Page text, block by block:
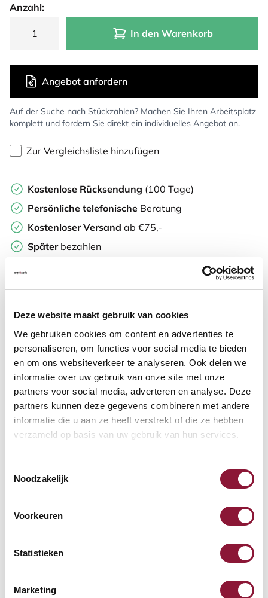
Deze website maakt gebruik van cookies
We gebruiken cookies om content en advertenties te
personaliseren, om functies voor social media te bieden
en om ons websiteverkeer te analyseren. Ook delen we
informatie over uw gebruik van onze site met onze
partners voor social media, adverteren en analyse. Deze
partners kunnen deze gegevens combineren met andere
informatie die u aan ze heeft verstrekt of die ze hebben
verzameld op basis van uw gebruik van hun services.
Noodzakelijk
Voorkeuren
Statistieken
Marketing
Anzahl:
In den Warenkorb
Auf der Suche nach Stückzahlen? Machen Sie Ihren Arbeitsplatz
komplett und fordern Sie direkt ein individuelles Angebot an.
Angebot anfordern
Zur Vergleichsliste hinzufügen
Kostenlose Rücksendung (100 Tage)
Persönliche telefonische Beratung
Kostenloser Versand ab €75,-
Später bezahlen
Häufig zusammen gekauft mit
Lounge2Work verstellbarer
Laptoptisch schwarz
191,77
Addit Bento® Laptoptisch
verstellbar 453 Schwarz